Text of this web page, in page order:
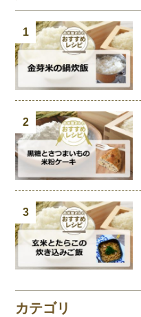
1
2
3
カテゴリ